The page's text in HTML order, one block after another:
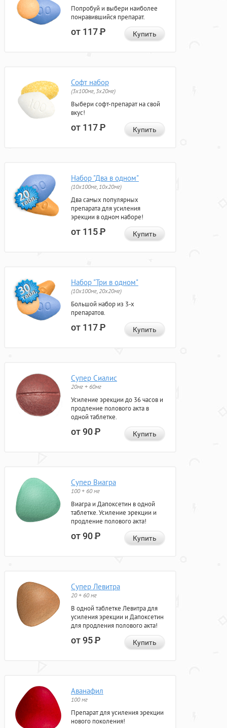
Попробуй и выбери наиболее
понравившийся препарат.
от 117Р Купить
Софт набор
(3x100мг, 3x20мг)
Выбери софт-препарат на свой
вкус!
от 117Р Купить
Набор "Два в одном"
(10x100мг, 10x20мг)
Два самых популярных
препарата для усиления
эрекции в одном наборе!
от 115Р Купить
Набор "Три в одном"
(10x100мг, 20x20мг)
Большой набор из 3-х
препаратов.
от 117Р Купить
Супер Сиалис
20мг + 60мг
Усиление эрекции до 36 часов и
продление полового акта в
одной таблетке.
от 90Р Купить
Супер Виагра
100 + 60 мг
Виагра и Дапоксетин в одной
таблетке. Усиление эрекции и
продление полового акта!
от 90Р Купить
Супер Левитра
20 + 60 мг
В одной таблетке Левитра для
усиления эрекции и Дапоксетин
для продления полового акта!
от 95Р Купить
Аванафил
100 мг
Препарат для усиления эрекции
нового поколения!